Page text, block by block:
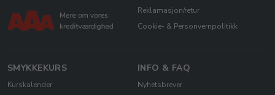
Reklamasjon/retur
Cookie- & Personvernpolitikk
SMYKKEKURS
Kurskalender
INFO & FAQ
Nyhetsbrever